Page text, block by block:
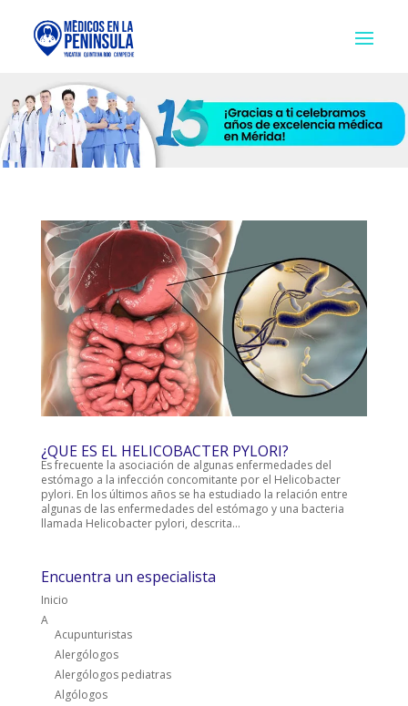
¿QUE ES EL HELICOBACTER PYLORI?
Es frecuente la asociación de algunas enfermedades del
estómago a la infección concomitante por el Helicobacter
pylori. En los últimos años se ha estudiado la relación entre
algunas de las enfermedades del estómago y una bacteria
llamada Helicobacter pylori, descrita...
Encuentra un especialista
Inicio
A
Acupunturistas
Alergólogos
Alergólogos pediatras
Algólogos